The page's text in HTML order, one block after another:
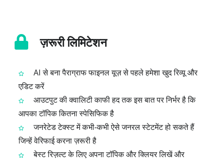
ज़रूरी लिमिटेशन
AI से बना पैराग्राफ फाइनल यूज़ से पहले हमेशा खुद रिव्यू और
एडिट करें
आउटपुट की क्वालिटी काफी हद तक इस बात पर निर्भर है कि
आपका टॉपिक कितना स्पेसिफिक है
जनरेटेड टेक्स्ट में कभी‑कभी ऐसे जनरल स्टेटमेंट हो सकते हैं
जिन्हें वेरिफाई करना ज़रूरी है
बेस्ट रिज़ल्ट के लिए अपना टॉपिक और क्लियर लिखें और